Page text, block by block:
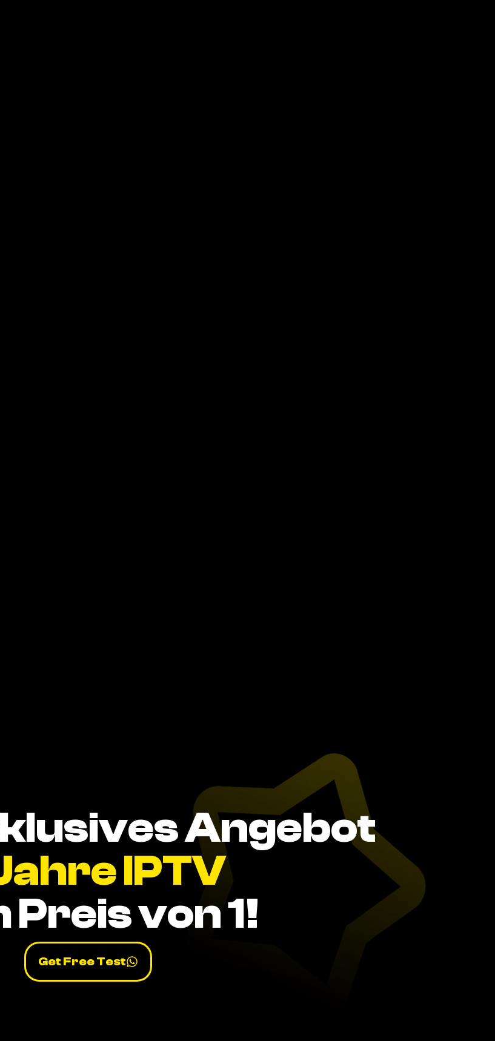
Angebot
IPTV
Preis von 1!
Get Free Test